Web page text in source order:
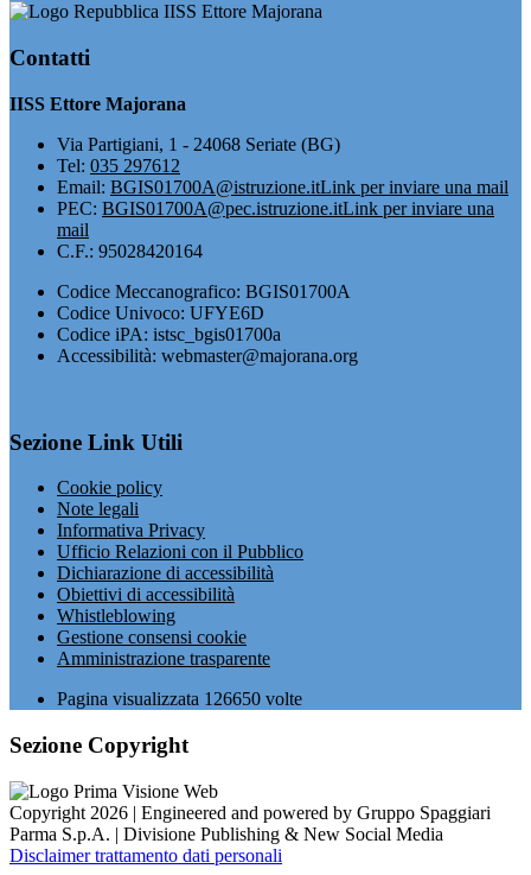
IISS Ettore Majorana
Contatti
IISS Ettore Majorana
Via Partigiani, 1 - 24068 Seriate (BG)
Tel: 035 297612
Email: BGIS01700A@istruzione.itLink per inviare una mail
PEC: BGIS01700A@pec.istruzione.itLink per inviare una
mail
C.F.: 95028420164
Codice Meccanografico: BGIS01700A
Codice Univoco: UFYE6D
Codice iPA: istsc_bgis01700a
Accessibilità: webmaster@majorana.org
Sezione Link Utili
Cookie policy
Note legali
Informativa Privacy
Ufficio Relazioni con il Pubblico
Dichiarazione di accessibilità
Obiettivi di accessibilità
Whistleblowing
Gestione consensi cookie
Amministrazione trasparente
Pagina visualizzata 126650 volte
Sezione Copyright
Copyright 2026 | Engineered and powered by Gruppo Spaggiari
Parma S.p.A. | Divisione Publishing & New Social Media
Disclaimer trattamento dati personali